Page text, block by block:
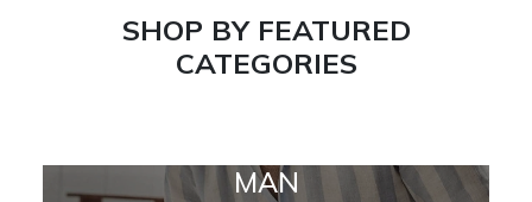
SHOP BY FEATURED
CATEGORIES
MAN